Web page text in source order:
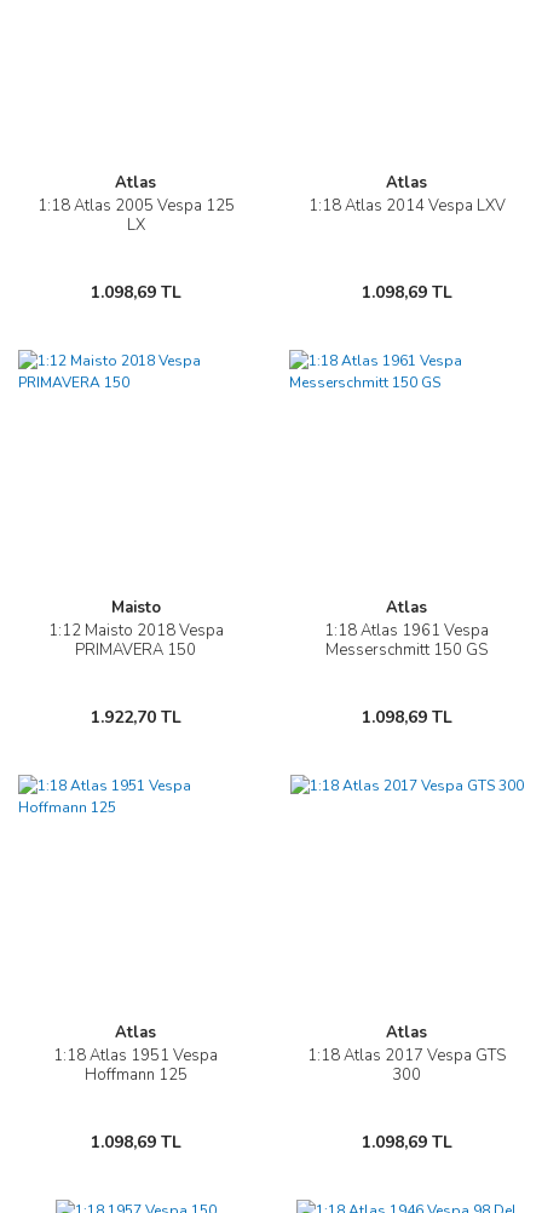
Atlas
1:18 Atlas 2005 Vespa 125
LX
1.098,69 TL
Atlas
1:18 Atlas 2014 Vespa LXV
1.098,69 TL
Maisto
1:12 Maisto 2018 Vespa
PRIMAVERA 150
1.922,70 TL
Atlas
1:18 Atlas 1961 Vespa
Messerschmitt 150 GS
1.098,69 TL
Atlas
1:18 Atlas 1951 Vespa
Hoffmann 125
1.098,69 TL
Atlas
1:18 Atlas 2017 Vespa GTS
300
1.098,69 TL